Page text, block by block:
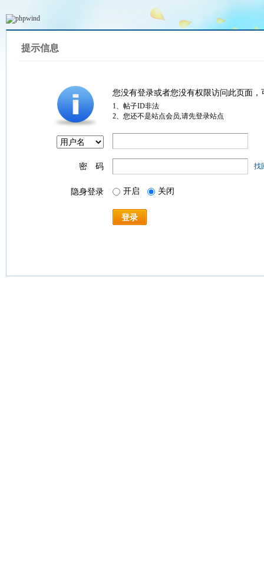
提示信息
您没有登录或者您没有权限访问此页面
1、帖子ID非法
2、您还不是站点会员,请先登录站点
密 码 找
隐身登录 开启 关闭
登录